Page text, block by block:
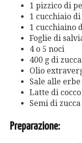
1 pizzico di
1 cucchiaio
1 cucchiaino
Foglie di
4 o 5 noci
400 g di
Olio
Sale alle erbe
Latte di
Semi di zucca
Preparazione: